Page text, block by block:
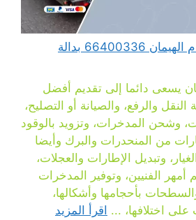
ونش كرين سطحة ام الهيمان 66400336 بدالة
يسعى دائما إلى تقديم أفضل
والرفع، والصيانة أو التصليح،
وشحن المدخرات، وتزويد بالوقود
من المنحدرات والبرك وأيضا
وتبديل الإطارات والعجلات،
أمهر الفنيين، وتوفير المدخرات
بأحجامها وأشكالها،
على اختلافها، ... اقرأ المزيد